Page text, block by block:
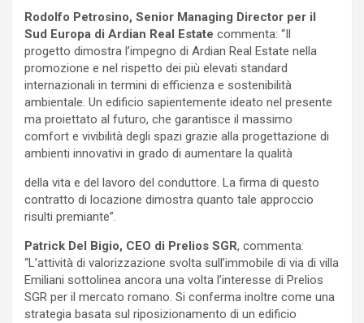
Rodolfo Petrosino, Senior Managing Director per il
Sud Europa di Ardian Real Estate commenta: “Il
progetto dimostra l’impegno di Ardian Real Estate nella
promozione e nel rispetto dei più elevati standard
internazionali in termini di efficienza e sostenibilità
ambientale. Un edificio sapientemente ideato nel presente
ma proiettato al futuro, che garantisce il massimo
comfort e vivibilità degli spazi grazie alla progettazione di
ambienti innovativi in grado di aumentare la qualità
della vita e del lavoro del conduttore. La firma di questo
contratto di locazione dimostra quanto tale approccio
risulti premiante”.
Patrick Del Bigio, CEO di Prelios SGR, commenta:
“L’attività di valorizzazione svolta sull’immobile di via di villa
Emiliani sottolinea ancora una volta l’interesse di Prelios
SGR per il mercato romano. Si conferma inoltre come una
strategia basata sul riposizionamento di un edificio